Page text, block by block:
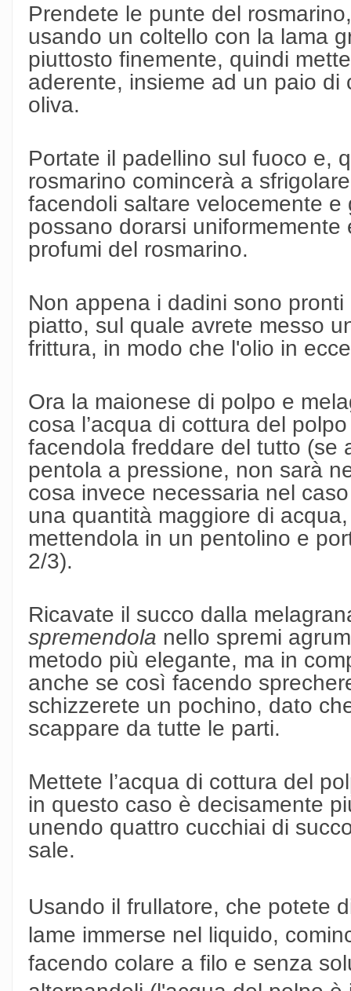
Prendete le punte del
usando un coltello con la lama
piuttosto finemente, quindi
aderente, insieme ad un paio
oliva.
Portate il padellino sul fuoco e,
rosmarino comincerà a
facendoli saltare velocemente
possano dorarsi
profumi del rosmarino.
Non appena i dadini sono
piatto, sul quale avrete messo
frittura, in modo che l'olio in
Ora la maionese di polpo e
cosa l’acqua di cottura del
facendola freddare del tutto (se
pentola a pressione, non sarà
cosa invece necessaria nel
una quantità maggiore di
mettendola in un pentolino e
2/3).
Ricavate il succo dalla
spremendola nello spremi
metodo più elegante, ma in
anche se così facendo
schizzerete un pochino, dato
scappare da tutte le parti.
Mettete l’acqua di cottura del
in questo caso è decisamente
unendo quattro cucchiai di
sale.
Usando il frullatore, che potete
lame immerse nel liquido,
facendo colare a filo e senza